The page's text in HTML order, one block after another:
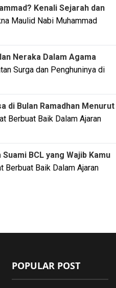
Kenali Sejarah dan
Maulid Nabi Muhammad
Neraka Dalam Agama
Surga dan Penghuninya di
di Bulan Ramadhan Menurut
Berbuat Baik Dalam Ajaran
BCL yang Wajib Kamu
Berbuat Baik Dalam Ajaran
POPULAR POST